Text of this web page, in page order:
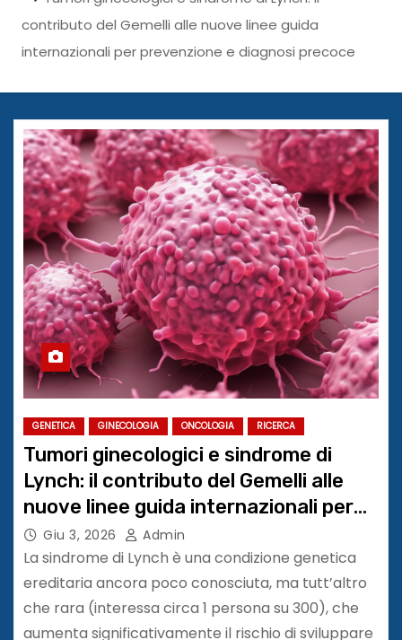
contributo del Gemelli alle nuove linee guida
internazionali per prevenzione e diagnosi precoce
GENETICA GINECOLOGIA ONCOLOGIA RICERCA
Tumori ginecologici e sindrome di
Lynch: il contributo del Gemelli alle
nuove linee guida internazionali per
prevenzione e diagnosi precoce
Giu 3, 2026 Admin
La sindrome di Lynch è una condizione genetica
ereditaria ancora poco conosciuta, ma tutt’altro
che rara (interessa circa 1 persona su 300), che
aumenta significativamente il rischio di sviluppare